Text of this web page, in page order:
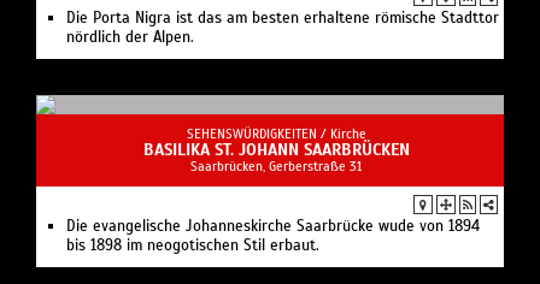
Die Porta Nigra ist das am besten erhaltene römische Stadttor
nördlich der Alpen.
SEHENSWÜRDIGKEITEN / Kirche
BASILIKA ST. JOHANN SAARBRÜCKEN
Saarbrücken, Gerberstraße 31
Die evangelische Johanneskirche Saarbrücke wude von 1894
bis 1898 im neogotischen Stil erbaut.